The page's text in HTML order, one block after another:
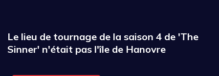
Le lieu de tournage de la saison 4 de 'The
Sinner' n'était pas l'île de Hanovre